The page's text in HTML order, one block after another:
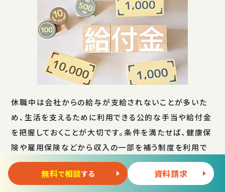
休職中は会社からの給与が支給されないことが多いた
め、生活を支えるために利用できる公的な手当や給付金
を把握しておくことが大切です。条件を満たせば、健康保
険や雇用保険などから収入の一部を補う制度を利用で
きます。どの手当が対象になるかは、休職の理由や働き
方によって異なるため、早めに概要を確認しておくと安心
無料で相談する 資料請求